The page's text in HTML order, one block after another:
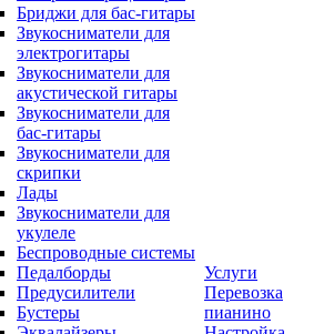
Бриджи для бас-гитары
Звукосниматели для
электрогитары
Звукосниматели для
акустической гитары
Звукосниматели для
бас-гитары
Звукосниматели для
скрипки
Лады
Звукосниматели для
укулеле
Беспроводные системы
Педалборды
Предусилители
Бустеры
Услуги
Перевозка
пианино